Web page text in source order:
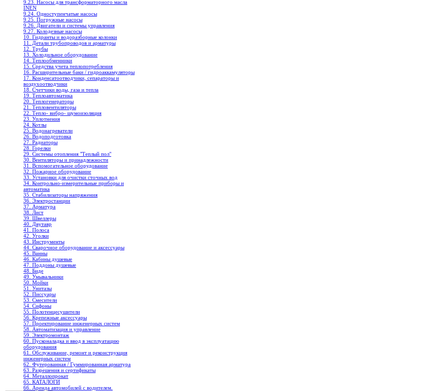
9.23. Насосы для трансформаторного масла
INEN
9.24. Одноступенчатые насосы
9.25. Погружные насосы
9.26. Двигатели и системы управления
9.27. Колодезные насосы
10. Гидранты и водоразборные колонки
11. Детали трубопроводов и арматуры
12. Трубы
13. Холодильное oборудование
14. Теплообменники
15. Средства учета теплопотребления
16. Расширительные баки / гидроаккамуляторы
17. Конденсатоотводчики, сепараторы и
воздухоотводчики
18. Счетчики воды, газа и тепла
19. Теплоавтоматика
20. Теплогенераторы
21. Тепловентиляторы
22. Тепло- вибро- шумоизоляция
23. Уплотнения
24. Котлы
25. Водонагреватели
26. Водоподготовка
27. Радиаторы
28. Горелки
29. Системы отопления "Теплый пол"
30. Вентиляторы и принадлежности
31. Вспомогательное оборудование
32. Пожарное оборудование
33. Установки для очистки сточных вод
34. Контрольно-измерительные приборы и
автоматика
35. Стабилизаторы напряжения
36. Электростанции
37. Арматура
38. Лист
39. Швеллеры
40. Двутавр
41. Полоса
42. Уголки
43. Инструменты
44. Сварочное оборудование и аксессуары
45. Ванны
46. Кабины душевые
47. Поддоны душевые
48. Биде
49. Умывальники
50. Мойки
51. Унитазы
52. Писсуары
53. Смесители
54. Сифоны
55. Полотенцесушители
56. Крепежные аксессуары
57. Проектирование инженерных систем
58. Автоматизация и управление
59. Электромонтаж
60. Пусконаладка и ввод в эксплуатацию
оборудования
61. Обслуживание, ремонт и реконструкция
инженерных систем
62. Футерованная / Гуммированная арматура
63. Разрешения и сертификаты
64. Металлопрокат
65. КАТАЛОГИ
66. Аренда автомобилей с водителем.